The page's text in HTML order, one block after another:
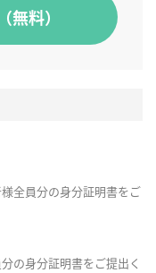
料）
全員分の身分証明書をご
の身分証明書をご提出く